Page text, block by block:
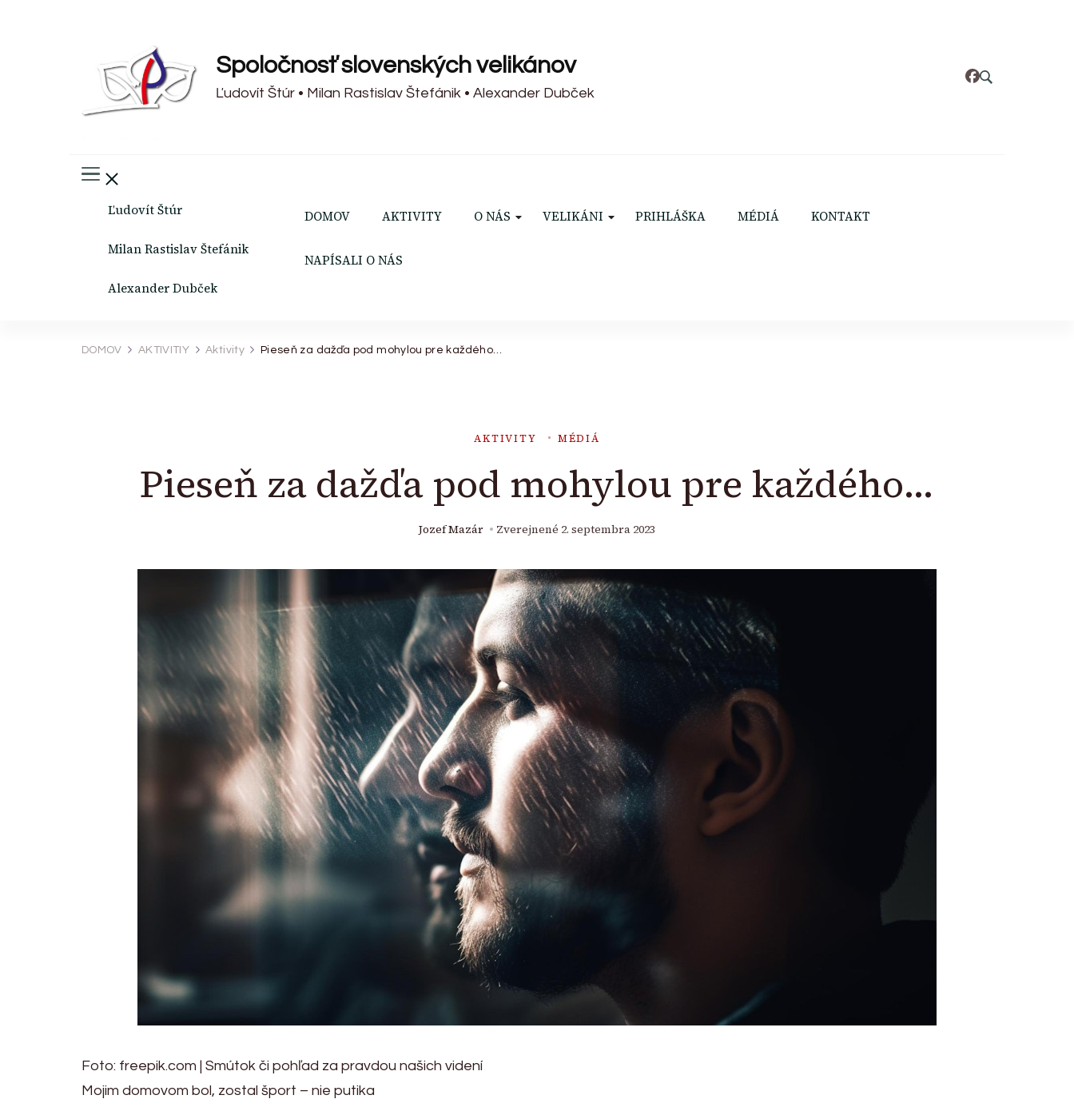
Spoločnosť slovenských velikánov
Ľudovít Štúr • Milan Rastislav Štefánik • Alexander Dubček
Ľudovít Štúr
Milan Rastislav Štefánik
Alexander Dubček
DOMOV AKTIVITY O NÁS VELIKÁNI PRIHLÁŠKA MÉDIÁ KONTAKT
NAPÍSALI O NÁS
DOMOV AKTIVITIY Aktivity Pieseň za dažďa pod mohylou pre každého…
AKTIVITY MÉDIÁ
Pieseň za dažďa pod mohylou pre každého…
Jozef Mazár Zverejnené 2. septembra 2023
Foto: freepik.com | Smútok či pohľad za pravdou našich videní
Mojim domovom bol, zostal šport – nie putika